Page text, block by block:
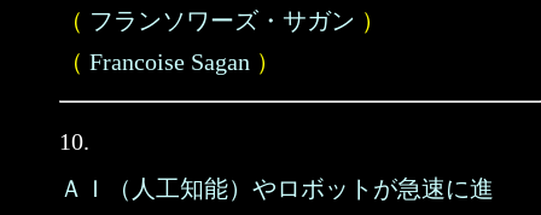
（ フランソワーズ・サガン ）
（ Francoise Sagan ）
10.
ＡＩ（人工知能）やロボットが急速に進